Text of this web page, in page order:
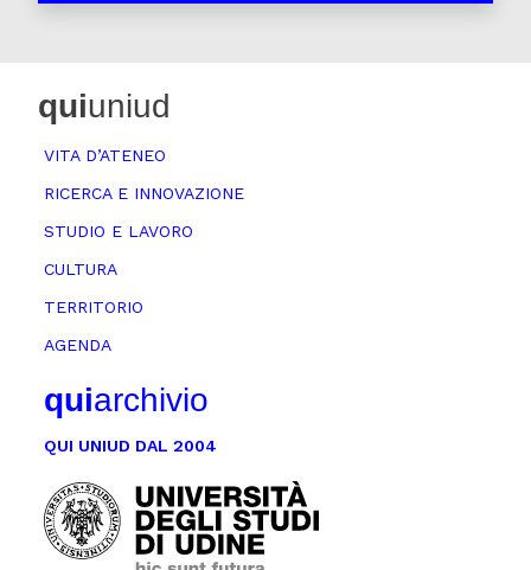
quiuniud
VITA D’ATENEO
RICERCA E INNOVAZIONE
STUDIO E LAVORO
CULTURA
TERRITORIO
AGENDA
quiarchivio
QUI UNIUD DAL 2004